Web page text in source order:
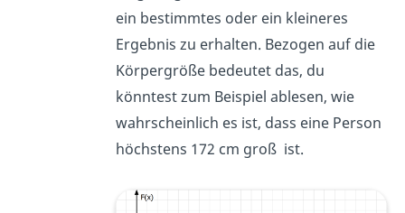
ein bestimmtes oder ein kleineres
Ergebnis zu erhalten. Bezogen auf die
Körpergröße bedeutet das, du
könntest zum Beispiel ablesen, wie
wahrscheinlich es ist, dass eine Person
höchstens 172 cm groß ist.